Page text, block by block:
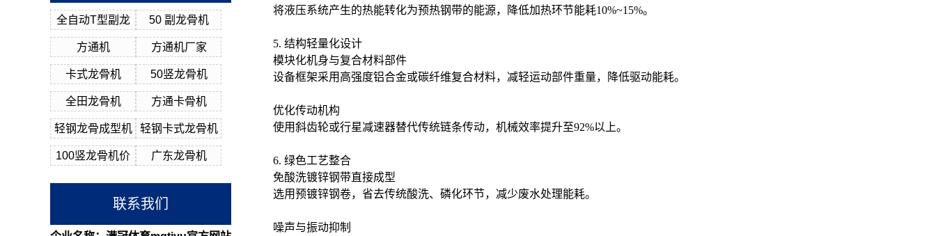
全自动T型副龙 50 副龙骨机
方通机 方通机厂家
卡式龙骨机 50竖龙骨机
全田龙骨机 方通卡骨机
轻钢龙骨成型机 轻钢卡式龙骨机
100竖龙骨机价 广东龙骨机
联系我们
将液压系统产生的热能转化为预热钢带的能源，降低加热环节能耗10%~15%。
5. 结构轻量化设计
模块化机身与复合材料部件
设备框架采用高强度铝合金或碳纤维复合材料，减轻运动部件重量，降低驱动能耗。
优化传动机构
使用斜齿轮或行星减速器替代传统链条传动，机械效率提升至92%以上。
6. 绿色工艺整合
免酸洗镀锌钢带直接成型
选用预镀锌钢卷，省去传统酸洗、磷化环节，减少废水处理能耗。
噪声与振动抑制